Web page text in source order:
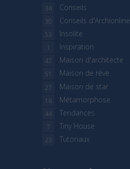
Conseils
34
Conseils d'Archionline
30
Insolite
53
Inspiration
1
Maison d'architecte
47
Maison de rêve
51
Maison de star
27
Métamorphose
16
Tendances
44
Tiny House
7
Tutoriaux
23